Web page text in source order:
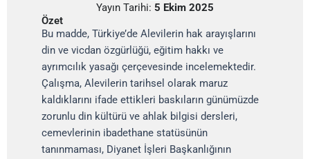
Yayın Tarihi: 5 Ekim 2025
Özet
Bu madde, Türkiye’de Alevilerin hak arayışlarını
din ve vicdan özgürlüğü, eğitim hakkı ve
ayrımcılık yasağı çerçevesinde incelemektedir.
Çalışma, Alevilerin tarihsel olarak maruz
kaldıklarını ifade ettikleri baskıların günümüzde
zorunlu din kültürü ve ahlak bilgisi dersleri,
cemevlerinin ibadethane statüsünün
tanınmaması, Diyanet İşleri Başkanlığının